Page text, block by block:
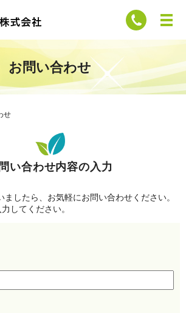
お問い合わせ
せ
い合わせ内容の入力
ましたら、お気軽にお問い合わせください。
してください。